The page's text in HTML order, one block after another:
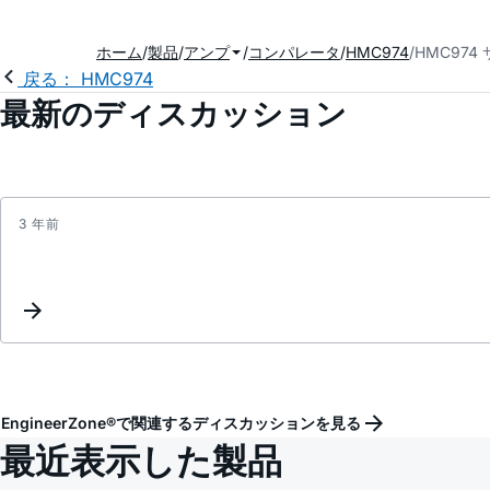
ホーム 製品 アンプ コンパレータ HMC974 HMC974
戻る： HMC974
最新のディスカッション
3 年前
EngineerZone®で関連するディスカッションを見る
最近表示した製品